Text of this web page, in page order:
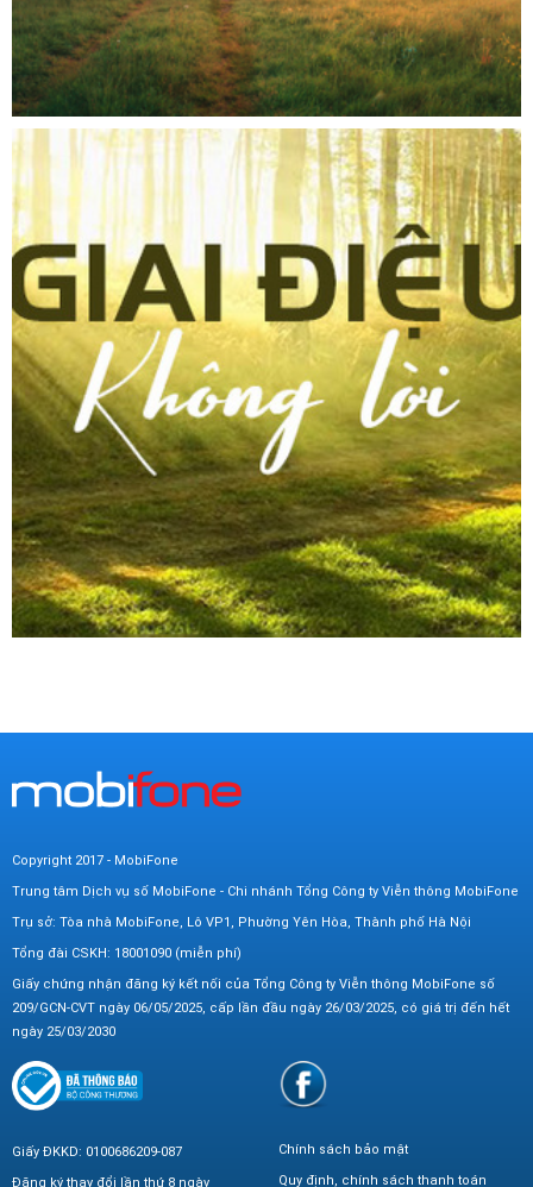
Copyright 2017 - MobiFone
Trung tâm Dịch vụ số MobiFone - Chi nhánh Tổng Công ty Viễn thông MobiFone
Trụ sở: Tòa nhà MobiFone, Lô VP1, Phường Yên Hòa, Thành phố Hà Nội
Tổng đài CSKH: 18001090 (miễn phí)
Giấy chứng nhận đăng ký kết nối của Tổng Công ty Viễn thông MobiFone số
209/GCN-CVT ngày 06/05/2025, cấp lần đầu ngày 26/03/2025, có giá trị đến hết
ngày 25/03/2030
Giấy ĐKKD: 0100686209-087
Đăng ký thay đổi lần thứ 8 ngày
Chính sách bảo mật
Quy định, chính sách thanh toán